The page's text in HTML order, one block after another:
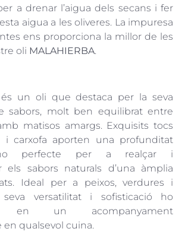
a drenar l’aigua dels secans i fer
aigua a les oliveres. La impuresa
ens proporciona la millor de les
oli MALAHIERBA.
és un oli que destaca per la seva
sabors, molt ben equilibrat entre
matisos amargs. Exquisits tocs
i carxofa aporten una profunditat
ho perfecte per a realçar i
els sabors naturals d’una àmplia
Ideal per a peixos, verdures i
versatilitat i sofisticació ho
en un acompanyament
qualsevol cuina.